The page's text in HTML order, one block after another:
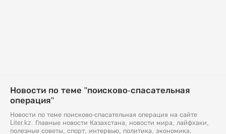
Новости по теме "поисково-спасательная
операция"
Новости по теме поисково-спасательная операция на сайте
Liter.kz. Главные новости Казахстана, новости мира, лайфхаки,
полезные советы, спорт, интервью, политика, экономика,